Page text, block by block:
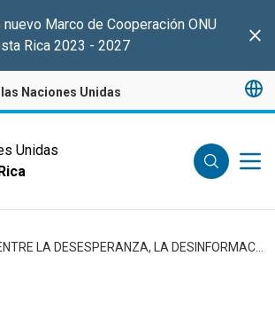
Marco de Cooperación ONU
Rica 2023 - 2027
Naciones Unidas
Unidas
de la ruta de navegación ENTRE LA DESESPERANZA, LA DESINFORMACIÓN Y LA DESCONFIANZA: ANÁLISIS DE INTENCIONES, SENTIMIENTOS Y MOTIVACIONES DE CARA AL PROCESO ELECTORAL 2026